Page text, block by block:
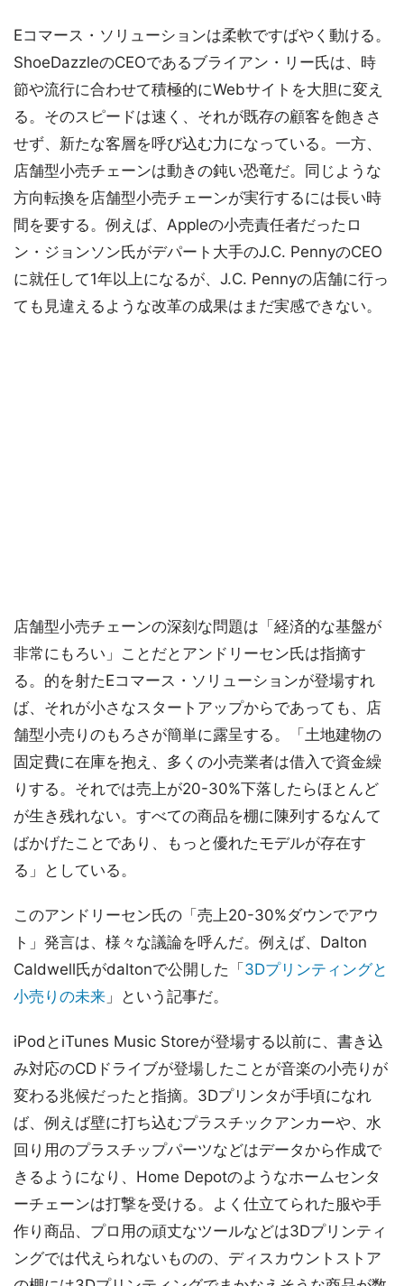
Eコマース・ソリューションは柔軟ですばやく動ける。
ShoeDazzleのCEOであるブライアン・リー氏は、時
節や流行に合わせて積極的にWebサイトを大胆に変え
る。そのスピードは速く、それが既存の顧客を飽きさ
せず、新たな客層を呼び込む力になっている。一方、
店舗型小売チェーンは動きの鈍い恐竜だ。同じような
方向転換を店舗型小売チェーンが実行するには長い時
間を要する。例えば、Appleの小売責任者だったロ
ン・ジョンソン氏がデパート大手のJ.C. PennyのCEO
に就任して1年以上になるが、J.C. Pennyの店舗に行っ
ても見違えるような改革の成果はまだ実感できない。
店舗型小売チェーンの深刻な問題は「経済的な基盤が
非常にもろい」ことだとアンドリーセン氏は指摘す
る。的を射たEコマース・ソリューションが登場すれ
ば、それが小さなスタートアップからであっても、店
舗型小売りのもろさが簡単に露呈する。「土地建物の
固定費に在庫を抱え、多くの小売業者は借入で資金繰
りする。それでは売上が20-30%下落したらほとんど
が生き残れない。すべての商品を棚に陳列するなんて
ばかげたことであり、もっと優れたモデルが存在す
る」としている。
このアンドリーセン氏の「売上20-30%ダウンでアウ
ト」発言は、様々な議論を呼んだ。例えば、Dalton
Caldwell氏がdaltonで公開した「 3Dプリンティングと
小売りの未来 」という記事だ。
iPodとiTunes Music Storeが登場する以前に、書き込
み対応のCDドライブが登場したことが音楽の小売りが
変わる兆候だったと指摘。3Dプリンタが手頃になれ
ば、例えば壁に打ち込むプラスチックアンカーや、水
回り用のプラスチップパーツなどはデータから作成で
きるようになり、Home Depotのようなホームセンタ
ーチェーンは打撃を受ける。よく仕立てられた服や手
作り商品、プロ用の頑丈なツールなどは3Dプリンティ
ングでは代えられないものの、ディスカウントストア